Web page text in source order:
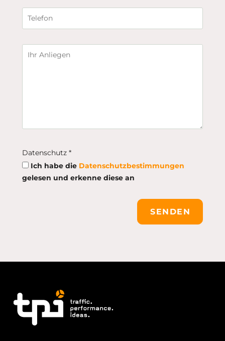
Datenschutz *
Ich habe die Datenschutzbestimmungen
gelesen und erkenne diese an
SENDEN